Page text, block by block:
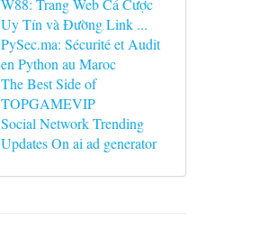
W88: Trang Web Cá Cược
Uy Tín và Đường Link ...
PySec.ma: Sécurité et Audit
en Python au Maroc
The Best Side of
TOPGAMEVIP
Social Network Trending
Updates On ai ad generator